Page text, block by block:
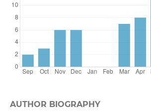
AUTHOR BIOGRAPHY